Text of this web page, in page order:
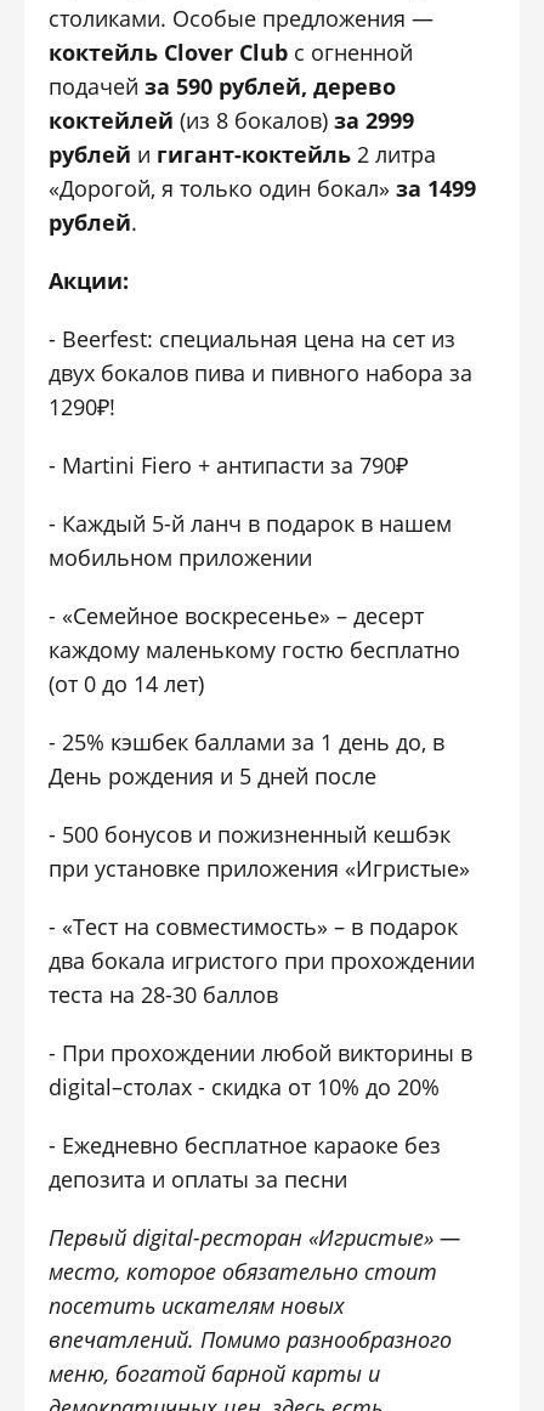
столиками. Особые предложения —
коктейль Clover Club с огненной
подачей за 590 рублей, дерево
коктейлей (из 8 бокалов)за 2999
рублей и гигант-коктейль 2 литра
«Дорогой, я только один бокал»за 1499
рублей.
Акции:
- Beerfest: специальная цена на сет из
двух бокалов пива и пивного набора за
1290₽!
- Martini Fiero + антипасти за 790₽
- Каждый 5-й ланч в подарок в нашем
мобильном приложении
- «Семейное воскресенье» – десерт
каждому маленькому гостю бесплатно
(от 0 до 14 лет)
- 25% кэшбек баллами за 1 день до, в
День рождения и 5 дней после
- 500 бонусов и пожизненный кешбэк
при установке приложения «Игристые»
- «Тест на совместимость» – в подарок
два бокала игристого при прохождении
теста на 28-30 баллов
- При прохождении любой викторины в
digital–столах - скидка от 10% до 20%
- Ежедневно бесплатное караоке без
депозита и оплаты за песни
Первый digital-ресторан «Игристые» —
место, которое обязательно стоит
посетить искателям новых
впечатлений. Помимо разнообразного
меню, богатой барной карты и